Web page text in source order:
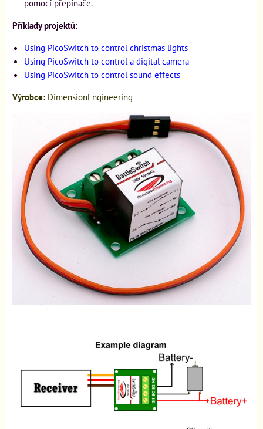
pomocí přepínače.
Příklady projektů:
Using PicoSwitch to control christmas lights
Using PicoSwitch to control a digital camera
Using PicoSwitch to control sound effects
Výrobce: DimensionEngineering